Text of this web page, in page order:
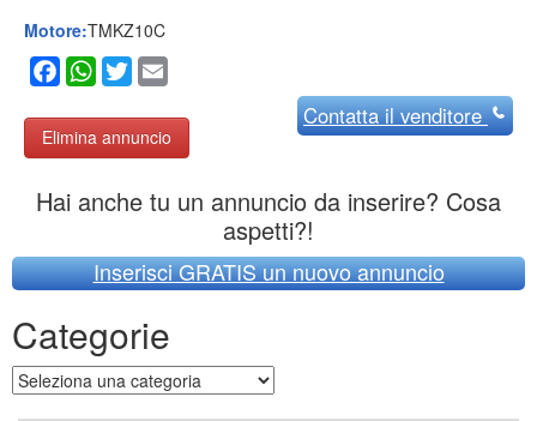
Motore:TMKZ10C
Facebook
WhatsApp
Twitter
Elimina annuncio
Contattail venditore
Hai anche tu un annuncio da inserire? Cosa
aspetti?!
Inserisci GRATIS un nuovo annuncio
Categorie
Categorie